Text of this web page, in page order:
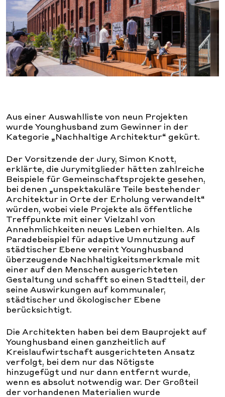
Aus einer Auswahlliste von neun Projekten
wurde Younghusband zum Gewinner in der
Kategorie „Nachhaltige Architektur“ gekürt.
Der Vorsitzende der Jury, Simon Knott,
erklärte, die Jurymitglieder hätten zahlreiche
Beispiele für Gemeinschaftsprojekte gesehen,
bei denen „unspektakuläre Teile bestehender
Architektur in Orte der Erholung verwandelt“
würden, wobei viele Projekte als öffentliche
Treffpunkte mit einer Vielzahl von
Annehmlichkeiten neues Leben erhielten. Als
Paradebeispiel für adaptive Umnutzung auf
städtischer Ebene vereint Younghusband
überzeugende Nachhaltigkeitsmerkmale mit
einer auf den Menschen ausgerichteten
Gestaltung und schafft so einen Stadtteil, der
seine Auswirkungen auf kommunaler,
städtischer und ökologischer Ebene
berücksichtigt.
Die Architekten haben bei dem Bauprojekt auf
Younghusband einen ganzheitlich auf
Kreislaufwirtschaft ausgerichteten Ansatz
verfolgt, bei dem nur das Nötigste
hinzugefügt und nur dann entfernt wurde,
wenn es absolut notwendig war. Der Großteil
der vorhandenen Materialien wurde